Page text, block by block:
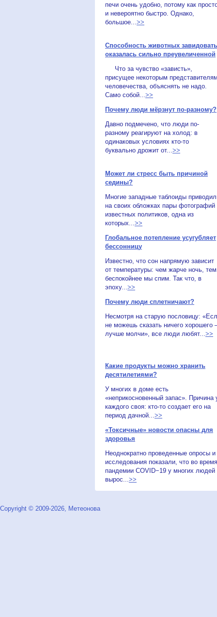
печи очень удобно, потому как
и невероятно быстро. Однако,
большое...>>
Способность животных завидовать
оказалась сильно преувеличенной
Что за чувство «зависть»,
присущее некоторым
человечества, объяснять не надо.
Само собой...>>
Почему люди мёрзнут по-разному?
Давно подмечено, что люди по-
разному реагируют на холод: в
одинаковых условиях кто-то
буквально дрожит от...>>
Может ли стресс быть причиной
седины?
Многие западные таблоиды
на своих обложках пары фотографий
известных политиков, одна из
которых...>>
Глобальное потепление усугубляет
бессонницу
Известно, что сон напрямую зависит
от температуры: чем жарче ночь, тем
беспокойнее мы спим. Так что, в
эпоху...>>
Почему люди сплетничают?
Несмотря на старую пословицу:
не можешь сказать ничего хорошего
лучше молчи», все люди любят...>>
Какие продукты можно хранить
десятилетиями?
У многих в доме есть
«неприкосновенный запас». Причина
каждого своя: кто-то создает его на
период дачной...>>
«Токсичные» новости опасны для
здоровья
Неоднократно проведенные опросы и
исследования показали, что во время
пандемии COVID−19 у многих людей
вырос...>>
Copyright © 2009-2026, Метеонова